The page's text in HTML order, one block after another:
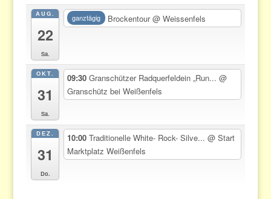
AUG.
22
Sa.
ganztägig Brockentour@ Weissenfels
OKT.
31
Sa.
09:30Granschützer Radquerfeldein „Run...@
Granschütz bei Weißenfels
DEZ.
31
Do.
10:00Traditionelle White- Rock- Silve...@ Start
Marktplatz Weißenfels